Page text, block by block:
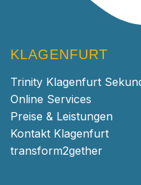
KLAGENFURT
Trinity Klagenfurt
Online Services
Preise & Leistungen
Kontakt Klagenfurt
transform2gether